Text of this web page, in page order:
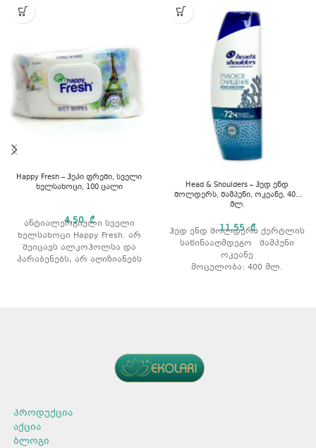
Happy Fresh – ჰეპი ფრეში, სველი
ხელსახოცი, 100 ცალი
4,50₾
ანტიალერგიული სველი
ხელსახოცი Happy Fresh. არ
შეიცავს ალკოჰოლსა და
პარაბენებს, არ აღიზიანებს
Head & Shoulders – ჰედ ენდ
შოლდერს, შამპუნი, ოკეანე, 400
მლ.
11,55₾
ჰედ ენდ შოლდერს ქერტლის
საწინააღმდეგო შამპუნი
ოკეანე
მოცულობა: 400 მლ.
პროდუქცია
აქცია
ბლოგი